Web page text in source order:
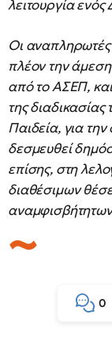
λειτουργία
Οι αναπληρωτές
πλέον την
από το ΑΣΕΠ,
της
Παιδεία, για
δεσμευθεί
επίσης, στη
διαθέσιμων
0